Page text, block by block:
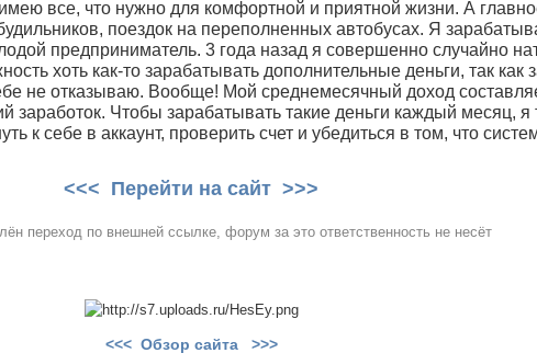
все, что нужно для комфортной и приятной жизни. А
поездок на переполненных автобусах. Я
предприниматель. 3 года назад я совершенно случайно
хоть как-то зарабатывать дополнительные деньги, так как
не отказываю. Вообще! Мой среднемесячный доход
заработок. Чтобы зарабатывать такие деньги каждый месяц, я
к себе в аккаунт, проверить счет и убедиться в том, что
<<< Перейти на сайт >>>
переход по внешней ссылке, форум за это ответственность не несёт
<<< Обзор сайта >>>